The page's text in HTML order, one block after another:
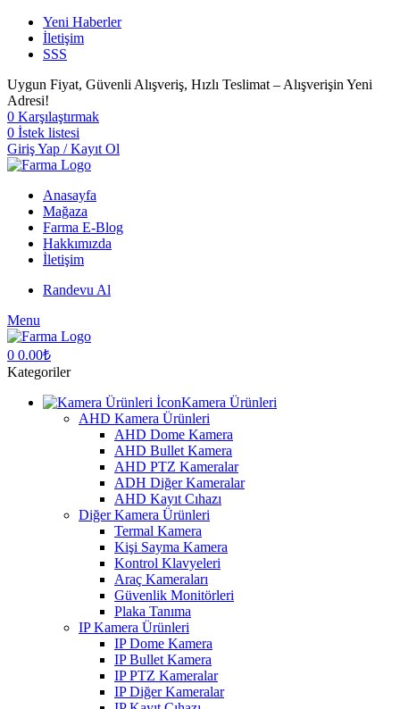
Yeni Haberler
İletişim
SSS
Uygun Fiyat, Güvenli Alışveriş, Hızlı Teslimat – Alışverişin Yeni
Adresi!
0 Karşılaştırmak
0 İstek listesi
Giriş Yap / Kayıt Ol
Anasayfa
Mağaza
Farma E-Blog
Hakkımızda
İletişim
Randevu Al
Menu
0 0.00₺
Kategoriler
Kamera Ürünleri
AHD Kamera Ürünleri
AHD Dome Kamera
AHD Bullet Kamera
AHD PTZ Kameralar
ADH Diğer Kameralar
AHD Kayıt Cıhazı
Diğer Kamera Ürünleri
Termal Kamera
Kişi Sayma Kamera
Kontrol Klavyeleri
Araç Kameraları
Güvenlik Monitörleri
Plaka Tanıma
IP Kamera Ürünleri
IP Dome Kamera
IP Bullet Kamera
IP PTZ Kameralar
IP Diğer Kameralar